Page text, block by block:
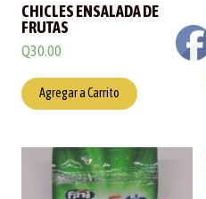
CHICLES ENSALADA DE
FRUTAS
Q30.00
Agregar a Carrito